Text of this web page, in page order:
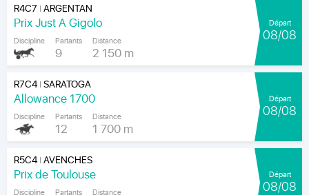
R4C7 |ARGENTAN
Prix Just A Gigolo
Discipline Partants
9
Distance
2 150 m
Départ
08/08
R7C4|SARATOGA
Allowance 1700
Discipline Partants
12
Distance
1 700 m
Départ
08/08
R5C4|AVENCHES
Prix de Toulouse
Discipline Partants Distance
Départ
08/08